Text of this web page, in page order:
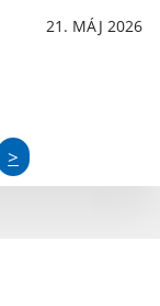
21. MÁJ 2026
>